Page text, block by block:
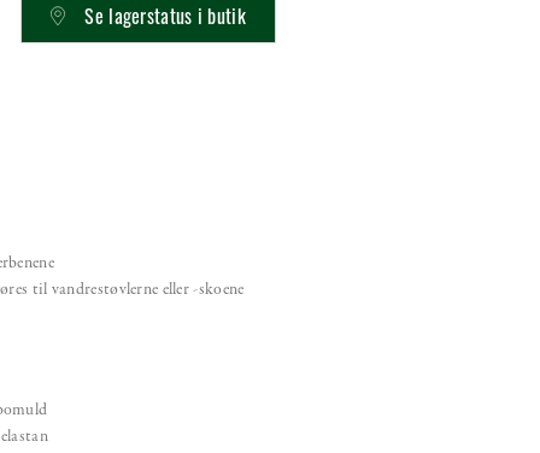
Se lagerstatus i butik
til vandrestøvlerne eller -skoene